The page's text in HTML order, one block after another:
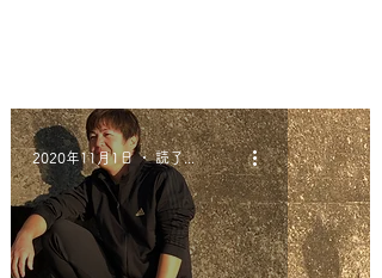
2020年11月1日 読了時間: 1分